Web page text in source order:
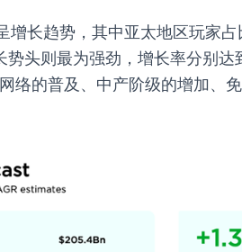
增长趋势，其中亚太地区玩家占
势头则最为强劲，增长率分别达
络的普及、中产阶级的增加、